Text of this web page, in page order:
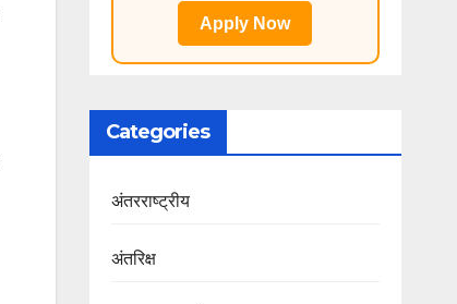
Apply Now
Categories
अंतरराष्ट्रीय
अंतरिक्ष